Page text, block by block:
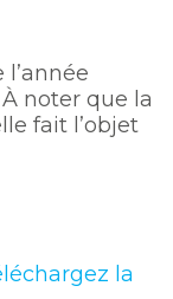
noter que la
fait l’objet
la